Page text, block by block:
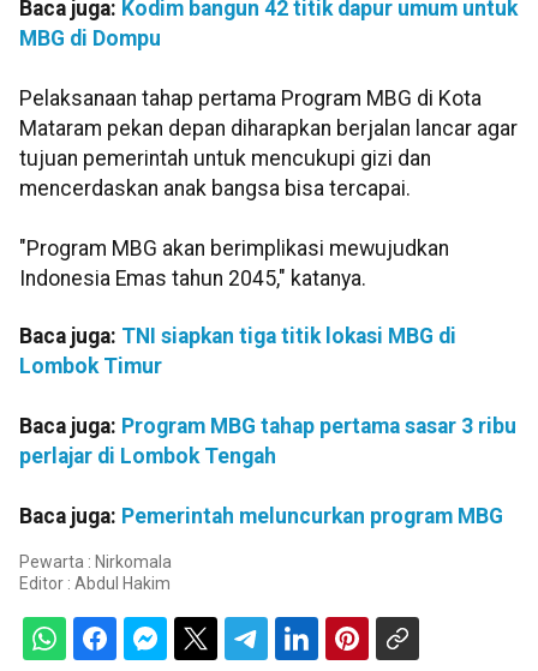
Baca juga: Kodim bangun 42 titik dapur umum untuk
MBG di Dompu
Pelaksanaan tahap pertama Program MBG di Kota
Mataram pekan depan diharapkan berjalan lancar agar
tujuan pemerintah untuk mencukupi gizi dan
mencerdaskan anak bangsa bisa tercapai.
"Program MBG akan berimplikasi mewujudkan
Indonesia Emas tahun 2045," katanya.
Baca juga: TNI siapkan tiga titik lokasi MBG di
Lombok Timur
Baca juga: Program MBG tahap pertama sasar 3 ribu
perlajar di Lombok Tengah
Baca juga: Pemerintah meluncurkan program MBG
Pewarta : Nirkomala
Editor : Abdul Hakim